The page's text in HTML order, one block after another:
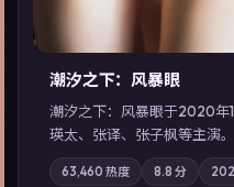
潮汐之下：风暴眼
潮汐之下：风暴眼于2020年
瑛太、张译、张子枫等主演
通勤演变成全城关注的生死
内亦可通过「国产免费观看
63,460 热度 8.8 分